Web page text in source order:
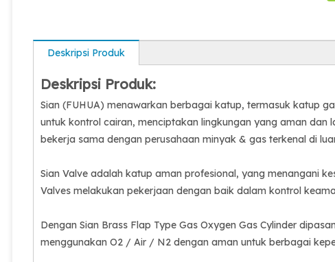
Deskripsi Produk
Deskripsi Produk:
Sian (FUHUA) menawarkan berbagai katup, termasuk katup
untuk kontrol cairan, menciptakan lingkungan yang aman dan
bekerja sama dengan perusahaan minyak & gas terkenal di
Sian Valve adalah katup aman profesional, yang menangani
Valves melakukan pekerjaan dengan baik dalam kontrol
Dengan Sian Brass Flap Type Gas Oxygen Gas Cylinder
menggunakan O2 / Air / N2 dengan aman untuk berbagai